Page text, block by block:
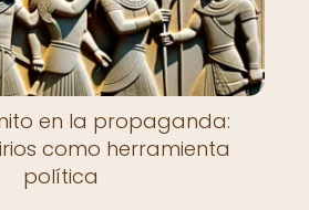
en la propaganda:
como herramienta
política